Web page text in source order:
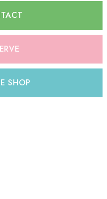
SHOP